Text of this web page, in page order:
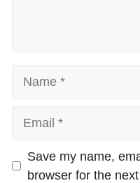
Website
Save my name,
browser for the